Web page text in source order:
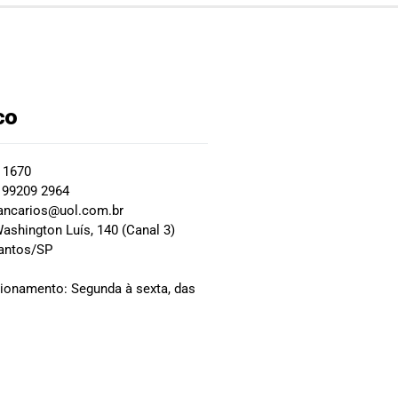
2964
Luís, 140 (Canal 3)
SP
Segunda à sexta, das